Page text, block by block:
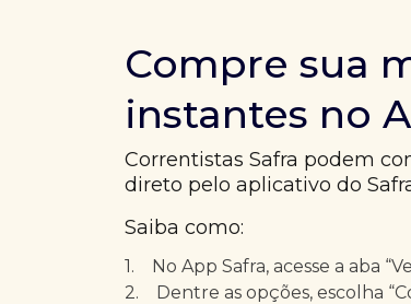
Compre sua
instantes no
Correntistas Safra podem
direto pelo aplicativo do
Saiba como:
1.
No App Safra, acesse a aba
2.
Dentre as opções, escolha